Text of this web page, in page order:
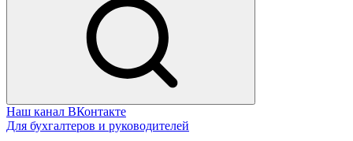
Наш канал ВКонтакте
Для бухгалтеров и руководителей